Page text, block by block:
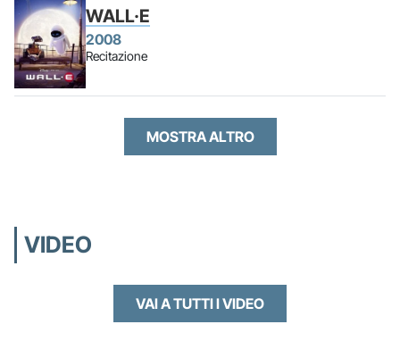
WALL·E
2008
Recitazione
MOSTRA ALTRO
VIDEO
VAI A TUTTI I VIDEO